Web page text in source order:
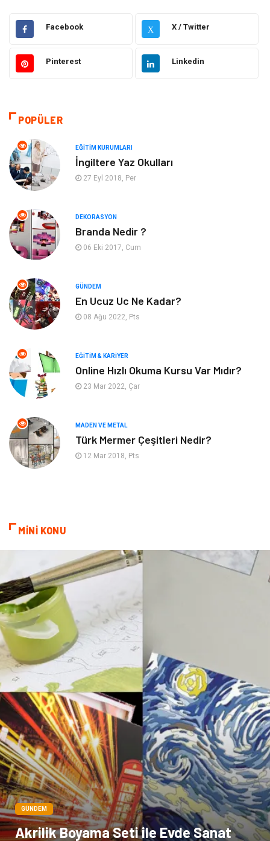
Gıda Elektrik Elektronik
Bilgisayar ve Yazılım Alışveriş
Hukuk
Otomotiv
Yapı İnşaat
Bahçe Ev Maden ve Metal
Organizasyon Plastik
Emlak
Finans & Ekonomi
Endüstriyel Ürünler
Aksesuar
Nakliyat
Kiralama Servisleri
Çadır
Spor Malzemeleri
Moda İthalat İhracat
Bakım
Facebook X X / Twitter
Pinterest Linkedin
POPÜLER
EĞITIM KURUMLARI
İngiltere Yaz Okulları
27 Eyl 2018, Per
DEKORASYON
Branda Nedir ?
06 Eki 2017, Cum
GÜNDEM
En Ucuz Uc Ne Kadar?
08 Ağu 2022, Pts
EĞITIM & KARIYER
Online Hızlı Okuma Kursu Var Mıdır?
23 Mar 2022, Çar
MADEN VE METAL
Türk Mermer Çeşitleri Nedir?
12 Mar 2018, Pts
MİNİ KONU
GÜNDEM
Akrilik Boyama Seti ile Evde Sanat